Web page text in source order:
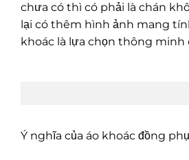
chưa có thì có phải là chán
lại có thêm hình ảnh mang
khoác là lựa chọn thông minh
Ý nghĩa của áo khoác đồng